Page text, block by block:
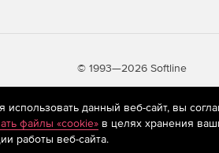
© 1993—2026 Softline
применяютсярекомендательные
к предпочтениям
использовать данный веб-сайт, вы
файлы «cookie»в целях хранения
работы веб-сайта.